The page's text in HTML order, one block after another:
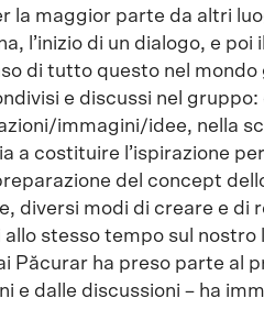
la maggior parte da altri
l’inizio di un dialogo, e
di tutto questo nel mondo
e discussi nel
immagini/idee, nella
a costituire l’ispirazione
del concept
diversi modi di creare e
stesso tempo sul
Păcurar ha preso parte al
e dalle discussioni – ha